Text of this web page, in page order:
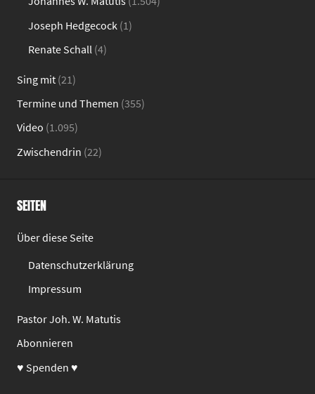
Joseph Hedgecock (1)
Renate Schall (4)
Sing mit (21)
Termine und Themen (355)
Video (1.095)
Zwischendrin (22)
SEITEN
Über diese Seite
Datenschutzerklärung
Impressum
Pastor Joh. W. Matutis
Abonnieren
♥ Spenden ♥